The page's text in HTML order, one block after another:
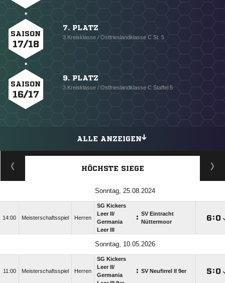
SAISON
17/18
7. PLATZ
3.Kreisklasse / Ostfrieslandklasse C St. 5
SAISON
16/17
9. PLATZ
3.Kreisklasse / Ostfrieslandklasse C Staffel 5
ALLE ANZEIGEN
HÖCHSTE SIEGE
Sonntag, 25.08.2024
14:00 Meisterschaftsspiel Herren
SG Kickers
Leer II/​
Germania
Leer III
: SV Eintracht
Nüttermoor
:
Sonntag, 10.05.2026
11:00 Meisterschaftsspiel Herren
SG Kickers
Leer II/​
Germania
: SV Neufirrel II 9er :